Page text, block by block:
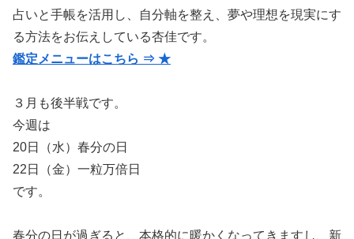
占いと手帳を活用し、自分軸を整え、夢や理想を現実にす
る方法をお伝えしている杏佳です。
鑑定メニューはこちら ⇒ ★
３月も後半戦です。
今週は
20日（水）春分の日
22日（金）一粒万倍日
です。
春分の日が過ぎると、本格的に暖かくなってきますし、新